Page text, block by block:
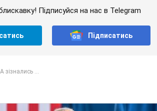
Підписуйся на нас в Telegram
Підписатись
зізнались ...